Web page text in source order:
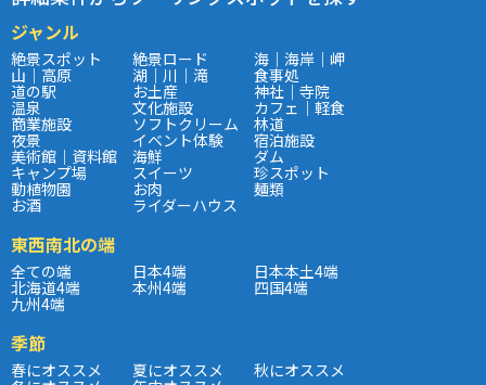
ジャンル
絶景スポット 絶景ロード 海｜海岸｜岬
山｜高原 湖｜川｜滝 食事処
道の駅 お土産 神社｜寺院
温泉 文化施設 カフェ｜軽食
商業施設 ソフトクリーム 林道
夜景 イベント体験 宿泊施設
美術館｜資料館 海鮮 ダム
キャンプ場 スイーツ 珍スポット
動植物園 お肉 麺類
お酒 ライダーハウス
東西南北の端
全ての端 日本4端 日本本土4端
北海道4端 本州4端 四国4端
九州4端
季節
春にオススメ 夏にオススメ 秋にオススメ